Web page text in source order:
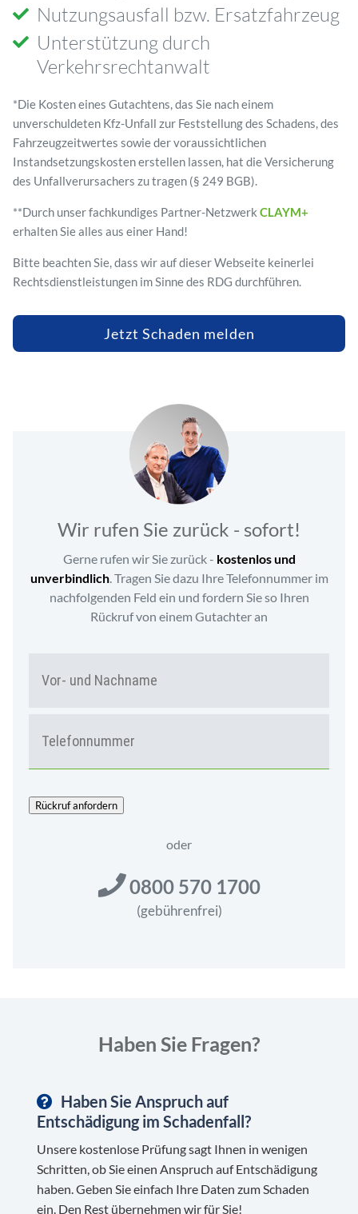
Nutzungsausfall bzw. Ersatzfahrzeug
Unterstützung durch
Verkehrsrechtanwalt
*Die Kosten eines Gutachtens, das Sie nach einem
unverschuldeten Kfz-Unfall zur Feststellung des Schadens, des
Fahrzeugzeitwertes sowie der voraussichtlichen
Instandsetzungskosten erstellen lassen, hat die Versicherung
des Unfallverursachers zu tragen (§ 249 BGB).
**Durch unser fachkundiges Partner-Netzwerk CLAYM+
erhalten Sie alles aus einer Hand!
Bitte beachten Sie, dass wir auf dieser Webseite keinerlei
Rechtsdienstleistungen im Sinne des RDG durchführen.
Jetzt Schaden melden
Wir rufen Sie zurück - sofort!
Gerne rufen wir Sie zurück - kostenlos und
unverbindlich. Tragen Sie dazu Ihre Telefonnummer im
nachfolgenden Feld ein und fordern Sie so Ihren
Rückruf von einem Gutachter an
E
Rückruf anfordern
oder
0800 570 1700
(gebührenfrei)
Haben Sie Fragen?
Haben Sie Anspruch auf
Entschädigung im Schadenfall?
Unsere kostenlose Prüfung sagt Ihnen in wenigen
Schritten, ob Sie einen Anspruch auf Entschädigung
haben. Geben Sie einfach Ihre Daten zum Schaden
ein. Den Rest übernehmen wir für Sie!